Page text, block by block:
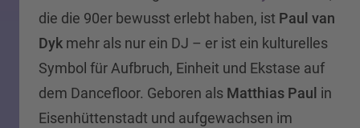
die die 90er bewusst erlebt haben, ist Paul van
Dyk mehr als nur ein DJ – er ist ein kulturelles
Symbol für Aufbruch, Einheit und Ekstase auf
dem Dancefloor. Geboren als Matthias Paul in
Eisenhüttenstadt und aufgewachsen im